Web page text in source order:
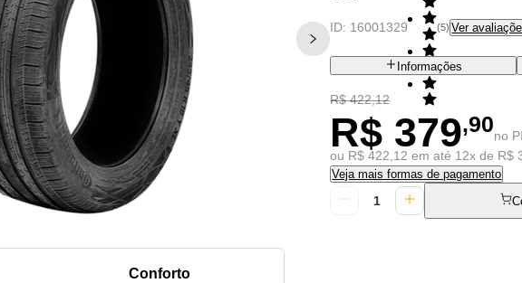
Conforto
ID: 16001329 (5) Ver
Informações
R$ 422,12
R$ 379,90no
ou R$ 422,12 em até 12x de R$
Veja mais formas de pagamento